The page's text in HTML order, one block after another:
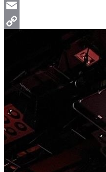
LinkedIn
Email